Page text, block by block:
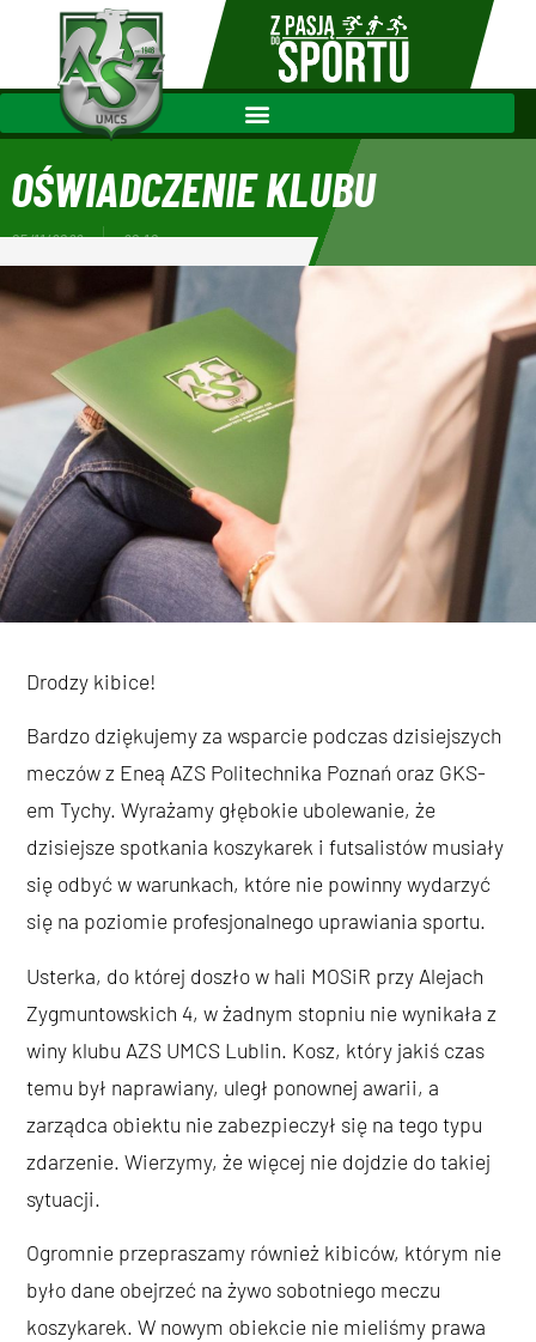
OŚWIADCZENIE KLUBU
05/11/2022 20:10
Drodzy kibice!
Bardzo dziękujemy za wsparcie podczas dzisiejszych
meczów z Eneą AZS Politechnika Poznań oraz GKS-
em Tychy. Wyrażamy głębokie ubolewanie, że
dzisiejsze spotkania koszykarek i futsalistów musiały
się odbyć w warunkach, które nie powinny wydarzyć
się na poziomie profesjonalnego uprawiania sportu.
Usterka, do której doszło w hali MOSiR przy Alejach
Zygmuntowskich 4, w żadnym stopniu nie wynikała z
winy klubu AZS UMCS Lublin. Kosz, który jakiś czas
temu był naprawiany, uległ ponownej awarii, a
zarządca obiektu nie zabezpieczył się na tego typu
zdarzenie. Wierzymy, że więcej nie dojdzie do takiej
sytuacji.
Ogromnie przepraszamy również kibiców, którym nie
było dane obejrzeć na żywo sobotniego meczu
koszykarek. W nowym obiekcie nie mieliśmy prawa